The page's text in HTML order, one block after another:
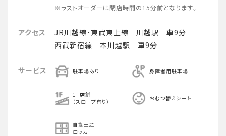
※ラストオーダーは閉店時間の15分前となります。
アクセス
JR川越線・東武東上線 川越駅 車9分
西武新宿線 本川越駅 車9分
サービス 駐車場あり 身障者用駐車場
1F店舗
（スロープ有り）
おむつ替えシート
自動土産
ロッカー